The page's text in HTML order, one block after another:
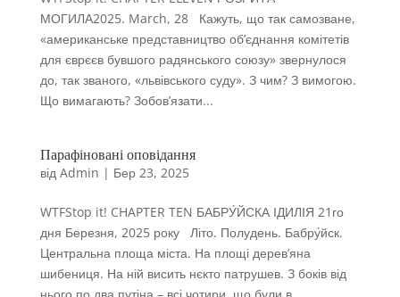
МОГИЛА2025. March, 28 Кажуть, що так самозване,
«американське представництво об’єднання комітетів
для єврєєв бувшого радянського союзу» звернулося
до, так званого, «львівського суду». З чим? З вимогою.
Що вимагають? Зобов’язати...
Парафіновані оповідання
від Admin | Бер 23, 2025
WTFStop it! CHAPTER TEN БАБРУ́ЙСКА ІДИЛІЯ 21го
дня Березня, 2025 року Літо. Полудень. Бабру́йск.
Центральна площа міста. На площі дерев’яна
шибениця. На ній висить нєкто патрушев. З боків від